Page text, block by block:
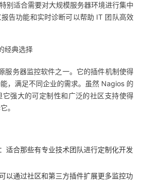
别适合需要对大规模服务器环境进行集中
告功能和实时诊断可以帮助 IT 团队高效
经典选择
服务器监控软件之一。它的插件机制使得
，满足不同企业的需求。虽然 Nagios 的
强大的可定制性和广泛的社区支持使得
。
：适合那些有专业技术团队进行定制化开发
以通过社区和第三方插件扩展更多监控功